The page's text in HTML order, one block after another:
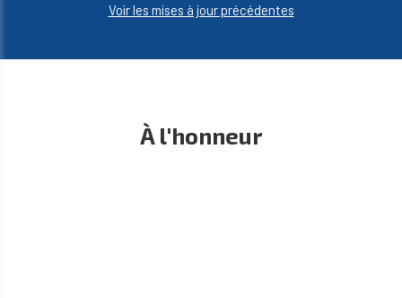
Voir les mises à jour précédentes
À l'honneur